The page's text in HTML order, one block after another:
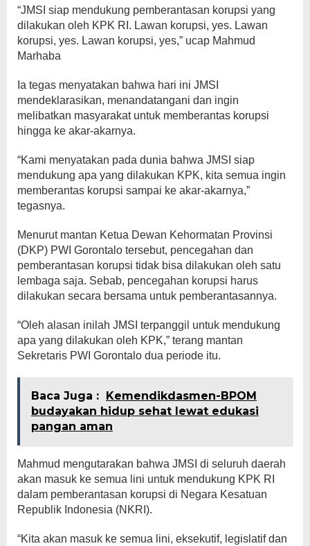
“JMSI siap mendukung pemberantasan korupsi yang
dilakukan oleh KPK RI. Lawan korupsi, yes. Lawan
korupsi, yes. Lawan korupsi, yes,” ucap Mahmud
Marhaba
Ia tegas menyatakan bahwa hari ini JMSI
mendeklarasikan, menandatangani dan ingin
melibatkan masyarakat untuk memberantas korupsi
hingga ke akar-akarnya.
“Kami menyatakan pada dunia bahwa JMSI siap
mendukung apa yang dilakukan KPK, kita semua ingin
memberantas korupsi sampai ke akar-akarnya,”
tegasnya.
Menurut mantan Ketua Dewan Kehormatan Provinsi
(DKP) PWI Gorontalo tersebut, pencegahan dan
pemberantasan korupsi tidak bisa dilakukan oleh satu
lembaga saja. Sebab, pencegahan korupsi harus
dilakukan secara bersama untuk pemberantasannya.
“Oleh alasan inilah JMSI terpanggil untuk mendukung
apa yang dilakukan oleh KPK,” terang mantan
Sekretaris PWI Gorontalo dua periode itu.
Baca Juga :
Kemendikdasmen-BPOM
budayakan hidup sehat lewat edukasi
pangan aman
Mahmud mengutarakan bahwa JMSI di seluruh daerah
akan masuk ke semua lini untuk mendukung KPK RI
dalam pemberantasan korupsi di Negara Kesatuan
Republik Indonesia (NKRI).
“Kita akan masuk ke semua lini, eksekutif, legislatif dan